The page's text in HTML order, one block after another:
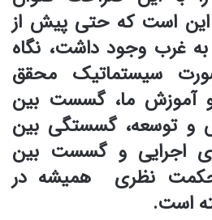
است که حتی پیش از
به غرب وجود داشت، نگاه
سیستماتیک محقق
آموزش ما، گسست بین
و توسعه، گسستگی بین
اجرایی و گسست بین
نظری همیشه در
است.